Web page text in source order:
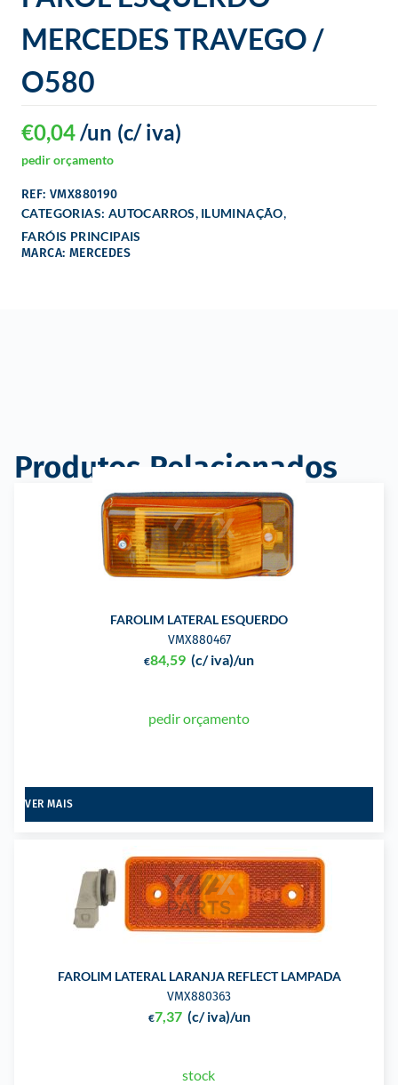
MERCEDES TRAVEGO /
O580
€0,04 (c/ iva)
/un
pedir orçamento
REF: VMX880190
CATEGORIAS: AUTOCARROS, ILUMINAÇÃO,
FARÓIS PRINCIPAIS
MARCA: MERCEDES
Produtos Relacionados
FAROLIM LATERAL ESQUERDO
VMX880467
€84,59 (c/ iva)/un
pedir orçamento
VER MAIS
FAROLIM LATERAL LARANJA REFLECT LAMPADA
VMX880363
€7,37 (c/ iva)/un
stock